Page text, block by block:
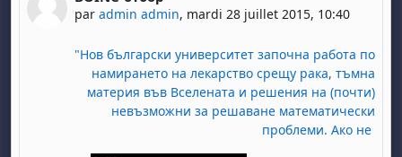
par admin admin, mardi 28 juillet 2015, 10:40
"Нов български университет започна работа по
намирането на лекарство срещу рака, тъмна
материя във Вселената и решения на (почти)
невъзможни за решаване математически
проблеми. Ако не